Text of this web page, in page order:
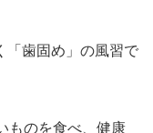
「歯固め」の風習で
ものを食べ、健康